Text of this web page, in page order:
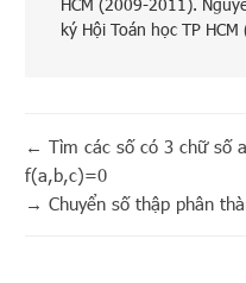
ký Hội Toán học TP
← Tìm các số có 3 chữ số
f(a,b,c)=0
→ Chuyển số thập phân